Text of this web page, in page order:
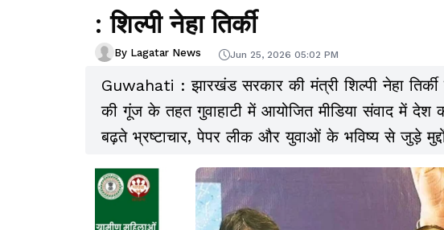
: शिल्पी नेहा तिर्की
By Lagatar News Jun 25, 2026 05:02 PM
Guwahati : झारखंड सरकार की मंत्री शिल्पी नेहा तिर्की
की गूंज के तहत गुवाहाटी में आयोजित मीडिया संवाद में देश की
बढ़ते भ्रष्टाचार, पेपर लीक और युवाओं के भविष्य से जुड़े
आरोप लगाया कि केंद्र सरकार ने देश की शिक्षा व्यवस्था
सिस्टम” में बदल दिया है.